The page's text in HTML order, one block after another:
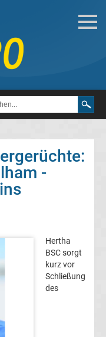
-
Hertha
BSC sorgt
kurz vor
Schließung
des